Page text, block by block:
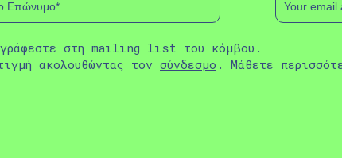
στη mailing list του κόμβου.
ακολουθώντας τον σύνδεσμο . Μάθετε